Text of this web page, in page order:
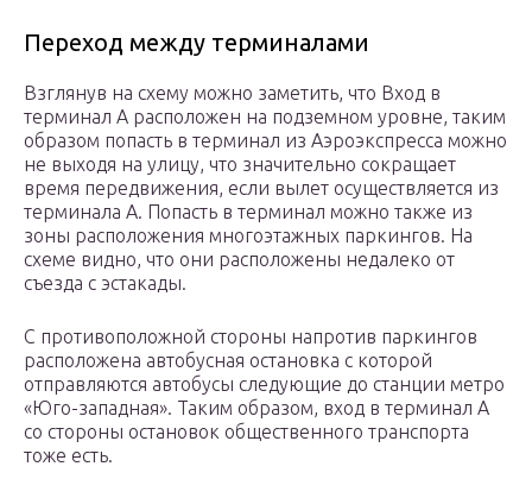
Переход между терминалами
Взглянув на схему можно заметить, что Вход в
терминал А расположен на подземном уровне, таким
образом попасть в терминал из Аэроэкспресса можно
не выходя на улицу, что значительно сокращает
время передвижения, если вылет осуществляется из
терминала А. Попасть в терминал можно также из
зоны расположения многоэтажных паркингов. На
схеме видно, что они расположены недалеко от
съезда с эстакады.
С противоположной стороны напротив паркингов
расположена автобусная остановка с которой
отправляются автобусы следующие до станции метро
«Юго-западная». Таким образом, вход в терминал А
со стороны остановок общественного транспорта
тоже есть.